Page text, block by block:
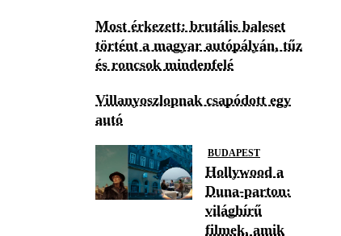
Most érkezett: brutális baleset
történt a magyar autópályán, tűz
és roncsok mindenfelé
Villanyoszlopnak csapódott egy
autó
BUDAPEST
Hollywood a
Duna-parton:
világhírű
filmek, amik